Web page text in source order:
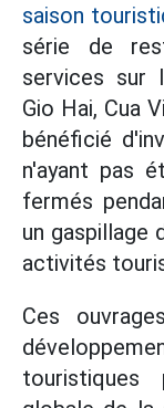
saison
série de
services sur
Gio Hai, Cua
bénéficié
n'ayant pas
fermés
un gaspillage
activités
Ces
touristiques